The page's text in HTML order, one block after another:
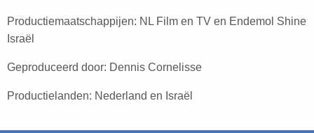
Productiemaatschappijen: NL Film en TV en Endemol Shine
Israël
Geproduceerd door: Dennis Cornelisse
Productielanden: Nederland en Israël